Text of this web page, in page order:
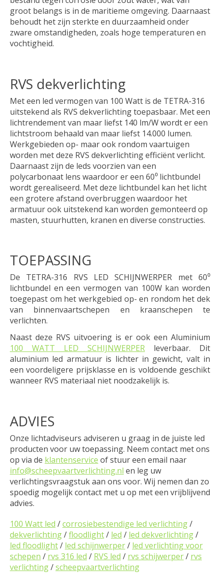
groot belangs is in de maritieme omgeving. Daarnaast
behoudt het zijn sterkte en duurzaamheid onder
zware omstandigheden, zoals hoge temperaturen en
vochtigheid.
RVS dekverlichting
Met een led vermogen van 100 Watt is de TETRA-316
uitstekend als RVS dekverlichting toepasbaar. Met een
lichtrendement van maar liefst 140 lm/W wordt er een
lichtstroom behaald van maar liefst 14.000 lumen.
Werkgebieden op- maar ook rondom vaartuigen
worden met deze RVS dekverlichting efficiënt verlicht.
Daarnaast zijn de leds voorzien van een
polycarbonaat lens waardoor er een 60⁰ lichtbundel
wordt gerealiseerd. Met deze lichtbundel kan het licht
een grotere afstand overbruggen waardoor het
armatuur ook uitstekend kan worden gemonteerd op
masten, stuurhutten, kranen en diverse constructies.
TOEPASSING
De TETRA-316 RVS LED SCHIJNWERPER met 60⁰
lichtbundel en een vermogen van 100W kan worden
toegepast om het werkgebied op- en rondom het dek
van binnenvaartschepen en kraanschepen te
verlichten.
Naast deze RVS uitvoering is er ook een Aluminium
100 WATT LED SCHIJNWERPER leverbaar. Dit
aluminium led armatuur is lichter in gewicht, valt in
een voordeligere prijsklasse en is voldoende geschikt
wanneer RVS materiaal niet noodzakelijk is.
ADVIES
Onze lichtadviseurs adviseren u graag in de juiste led
producten voor uw toepassing. Neem contact met ons
op via de klantenservice of stuur een email naar
info@scheepvaartverlichting.nl en leg uw
verlichtingsvraagstuk aan ons voor. Wij nemen dan zo
spoedig mogelijk contact met u op met een vrijblijvend
advies.
100 Watt led /corrosiebestendige led verlichting/
dekverlichting/floodlight/ led / led dekverlichting/
led floodlight/ led schijnwerper/ led verlichting voor
schepen / rvs 316 led / RVS led / rvs schijwerper/ rvs
verlichting/scheepvaartverlichting